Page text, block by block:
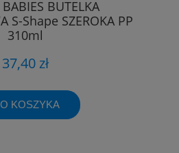
BUTELKA
S-Shape SZEROKA PP
310ml
37,40 zł
KOSZYKA